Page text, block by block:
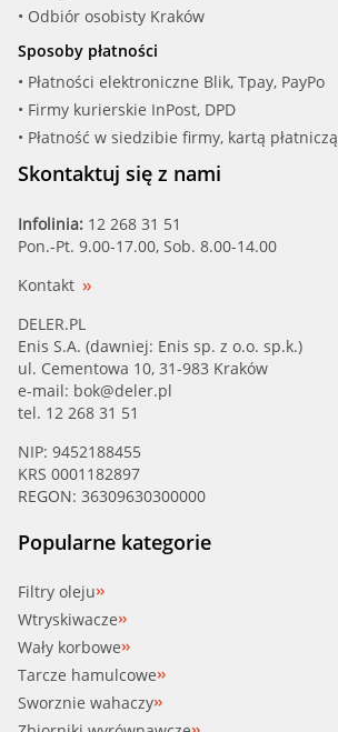
• Odbiór osobisty Kraków
Sposoby płatności
• Płatności elektroniczne Blik, Tpay, PayPo
• Firmy kurierskie InPost, DPD
• Płatność w siedzibie firmy, kartą płatniczą
Skontaktuj się z nami
Infolinia: 12 268 31 51
Pon.-Pt. 9.00-17.00, Sob. 8.00-14.00
Kontakt
DELER.PL
Enis S.A. (dawniej: Enis sp. z o.o. sp.k.)
ul. Cementowa 10, 31-983 Kraków
e-mail: bok@deler.pl
tel. 12 268 31 51
NIP: 9452188455
KRS 0001182897
REGON: 36309630300000
Popularne kategorie
Filtry oleju
Wtryskiwacze
Wały korbowe
Tarcze hamulcowe
Sworznie wahaczy